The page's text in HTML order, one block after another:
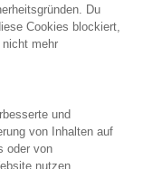
Du
Cookies blockiert,
nicht mehr
und
von Inhalten auf
oder von
nutzen,